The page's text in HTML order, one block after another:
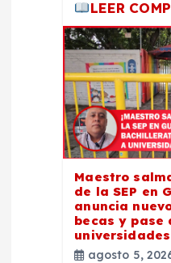
LEER
Maestro
de la SEP en
anuncia
becas y pase
universidades
agosto 5,